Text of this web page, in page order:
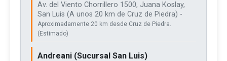
Av. del Viento Chorrillero 1500, Juana Koslay,
San Luis (A unos 20 km de Cruz de Piedra) -
Aproximadamente 20 km desde Cruz de Piedra.
(Estimado)
Andreani (Sucursal San Luis)